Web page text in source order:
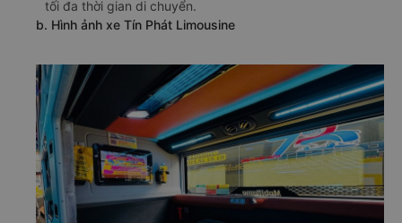
tối đa thời gian di chuyển.
b. Hình ảnh xe Tín Phát Limousine